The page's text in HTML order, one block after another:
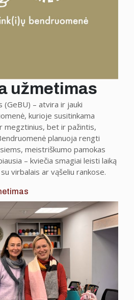
užmetimas
(GeBU) – atvira ir jauki
kurioje susitinkama
megztinius, bet ir pažintis,
planuoja rengti
meistriškumo pamokas
– kviečia smagiai leisti laiką
virbalais ar vąšeliu rankose.